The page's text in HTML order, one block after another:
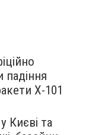
падіння
Х-101
Києві та